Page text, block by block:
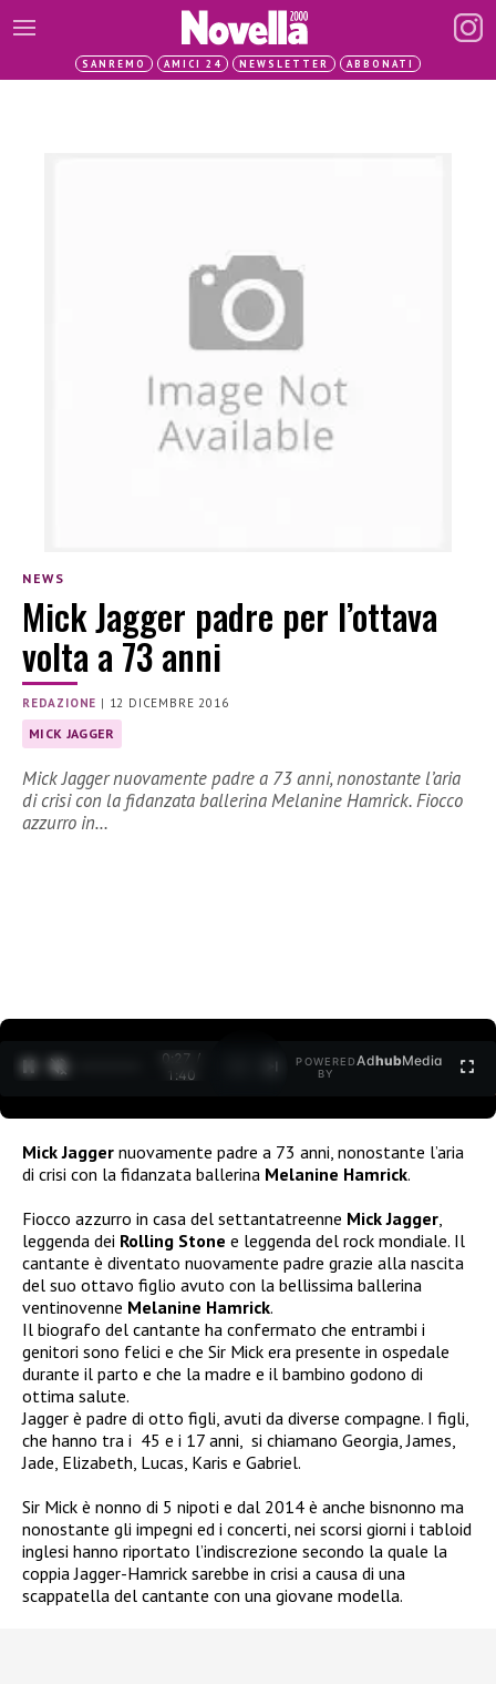
SANREMO AMICI 24 NEWSLETTER ABBONATI
NEWS
Mick Jagger padre per l’ottava
volta a 73 anni
REDAZIONE | 12 DICEMBRE 2016
MICK JAGGER
Mick Jagger nuovamente padre a 73 anni, nonostante l’aria
di crisi con la fidanzata ballerina Melanine Hamrick. Fiocco
azzurro in…
0:27 /
1:40
POWERED
BY
AdhubMedia
Mick Jagger nuovamente padre a 73 anni, nonostante l’aria
di crisi con la fidanzata ballerina Melanine Hamrick.
Fiocco azzurro in casa del settantatreenne Mick Jagger
leggenda dei Rolling Stone e leggenda del rock mondiale. Il
cantante è diventato nuovamente padre grazie alla nascita
del suo ottavo figlio avuto con la bellissima ballerina
ventinovenne Melanine Hamrick.
Il biografo del cantante ha confermato che entrambi i
genitori sono felici e che Sir Mick era presente in ospedale
durante il parto e che la madre e il bambino godono di
ottima salute.
Jagger è padre di otto figli, avuti da diverse compagne. I figli,
che hanno tra i 45 e i 17 anni, si chiamano Georgia, James,
Jade, Elizabeth, Lucas, Karis e Gabriel.
Sir Mick è nonno di 5 nipoti e dal 2014 è anche bisnonno ma
nonostante gli impegni ed i concerti, nei scorsi giorni i tabloid
inglesi hanno riportato l’indiscrezione secondo la quale la
coppia Jagger-Hamrick sarebbe in crisi a causa di una
scappatella del cantante con una giovane modella.